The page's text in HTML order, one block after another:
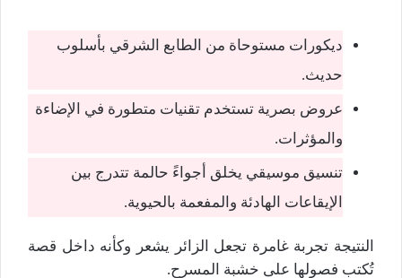
ديكورات مستوحاة من الطابع الشرقي بأسلوب
حديث.
عروض بصرية تستخدم تقنيات متطورة في الإضاءة
والمؤثرات.
تنسيق موسيقي يخلق أجواءً حالمة تتدرج بين
الإيقاعات الهادئة والمفعمة بالحيوية.
النتيجة تجربة غامرة تجعل الزائر يشعر وكأنه داخل قصة
تُكتب فصولها على خشبة المسرح.